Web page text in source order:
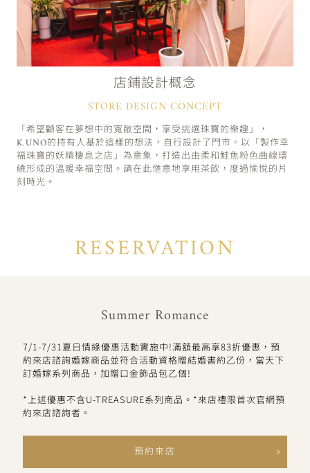
店鋪設計概念
STORE DESIGN CONCEPT
「希望顧客在夢想中的寬敞空間，享受挑選珠寶的樂趣」，
K.UNO的持有人基於這樣的想法，自行設計了門市。以「製作幸
福珠寶的妖精棲息之店」為意象，打造出由柔和鮭魚粉色曲線環
繞形成的溫暖幸福空間。請在此愜意地享用茶飲，度過愉悅的片
刻時光。
RESERVATION
Summer Romance
7/1-7/31夏日情緣優惠活動實施中!滿額最高享83折優惠，預
約來店諮詢婚嫁商品並符合活動資格贈結婚書約乙份，當天下
訂婚嫁系列商品，加贈口金飾品包乙個!
*上述優惠不含U-TREASURE系列商品。*來店禮限首次官網預
約來店諮詢者。
預約來店